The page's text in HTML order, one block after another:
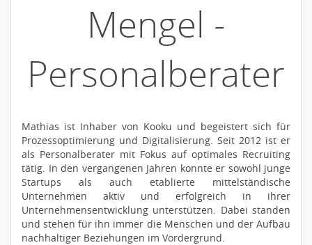
Mengel -
Personalberater
Mathias ist Inhaber von Kooku und begeistert sich für
Prozessoptimierung und Digitalisierung. Seit 2012 ist er
als Personalberater mit Fokus auf optimales Recruiting
tätig. In den vergangenen Jahren konnte er sowohl junge
Startups als auch etablierte mittelständische
Unternehmen aktiv und erfolgreich in ihrer
Unternehmensentwicklung unterstützen. Dabei standen
und stehen für ihn immer die Menschen und der Aufbau
nachhaltiger Beziehungen im Vordergrund.